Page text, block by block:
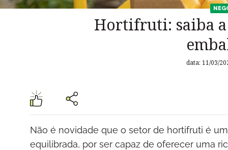
Hortifruti: saiba
data: 11/03/
Não é novidade que o setor de hortifruti é
equilibrada, por ser capaz de oferecer uma